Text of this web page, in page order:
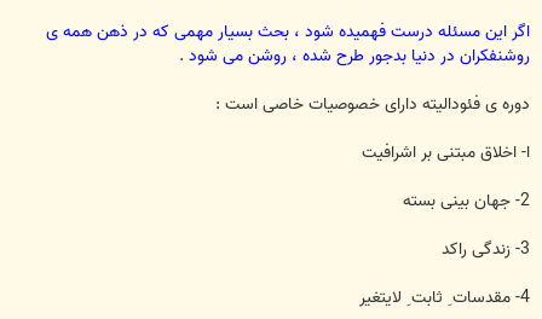
اگر این مسئله درست فهمیده شود ، بحث بسیار مهمی که در ذهن همه ی
روشنفکران در دنیا بدجور طرح شده ، روشن می شود.
دوره ی فئودالیته دارای خصوصیات خاصی است :
ا- اخلاق مبتنی بر اشرافیت
2- جهان بینی بسته
3- زندگی راکد
4- مقدسات ِ ثابت ِ لایتغیر